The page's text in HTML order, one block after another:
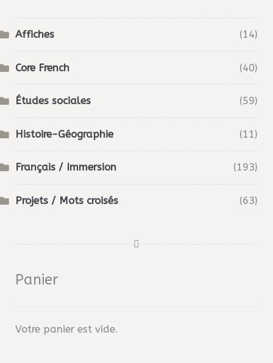
Affiches (14)
Core French (40)
Études sociales (59)
Histoire-Géographie (11)
Français / Immersion (193)
Projets / Mots croisés (63)
Panier
Votre panier est vide.